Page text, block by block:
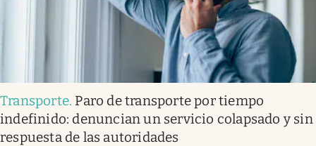
Transporte. Paro de transporte por tiempo
indefinido: denuncian un servicio colapsado y sin
respuesta de las autoridades